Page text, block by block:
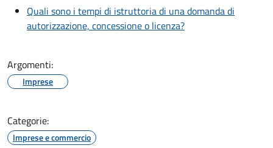
Quali sono i tempi di istruttoria di una domanda di
autorizzazione, concessione o licenza?
Argomenti:
Imprese
Categorie:
Imprese e commercio